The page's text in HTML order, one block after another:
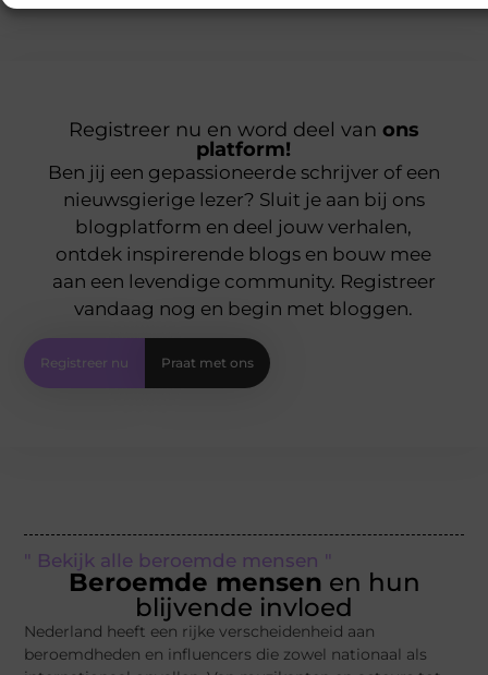
Registreer nu en word deel van ons
platform!
Ben jij een gepassioneerde schrijver of een
nieuwsgierige lezer? Sluit je aan bij ons
blogplatform en deel jouw verhalen,
ontdek inspirerende blogs en bouw mee
aan een levendige community. Registreer
vandaag nog en begin met bloggen.
Registreer nu Praat met ons
" Bekijk alle beroemde mensen "
Beroemde mensen en hun
blijvende invloed
Nederland heeft een rijke verscheidenheid aan
beroemdheden en influencers die zowel nationaal als